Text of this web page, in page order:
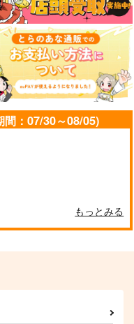
間：07/30～08/05)
もっとみる